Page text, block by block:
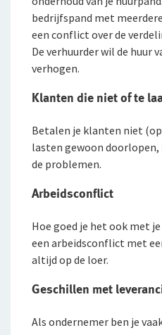
Tevreden klanten
Duurzaam ondernemen
Samenwerking met adviseurs
Werken bij De Goudse
Vacatures
Traineeship
Stages en afstuderen
Sollicitatieprocedure
bedrijfspand met
een conflict over de
De verhuurder wil de huur
verhogen.
Klanten die niet of te
Betalen je klanten niet
lasten gewoon
de problemen.
Arbeidsconflict
Hoe goed je het ook met
een arbeidsconflict met
altijd op de loer.
Geschillen met
Als ondernemer ben je